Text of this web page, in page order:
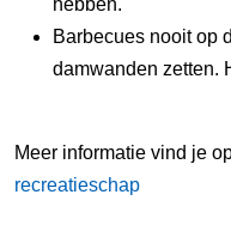
hebben.
Barbecues nooit op
damwanden zetten.
Meer informatie vind je
recreatieschap